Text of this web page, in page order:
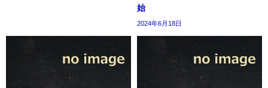
始
2024年6月18日